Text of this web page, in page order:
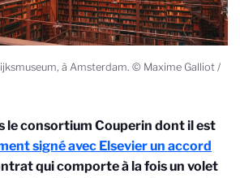
à Amsterdam. © Maxime Galliot /
le consortium Couperin dont il est
signé avec Elsevier un accord
qui comporte à la fois un volet